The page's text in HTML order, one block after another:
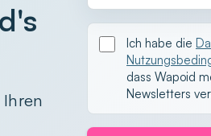
Ich habe die
dass Wapoid
Newsletters